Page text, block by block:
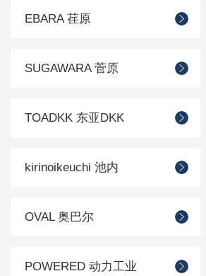
EBARA 荏原
SUGAWARA 菅原
TOADKK 东亚DKK
kirinoikeuchi 池内
OVAL 奥巴尔
POWERED 动力工业